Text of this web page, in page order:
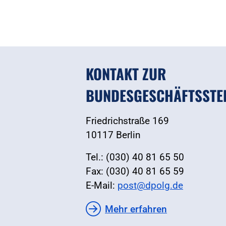
KONTAKT ZUR
Friedrichstraße 169
10117 Berlin
Tel.: (030) 40 81 65 50
Fax: (030) 40 81 65 59
E-Mail: post@dpolg.de
Mehr erfahren